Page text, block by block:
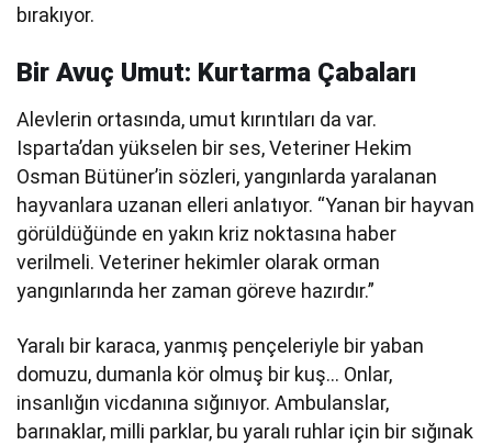
bırakıyor.
Bir Avuç Umut: Kurtarma Çabaları
Alevlerin ortasında, umut kırıntıları da var.
Isparta’dan yükselen bir ses, Veteriner Hekim
Osman Bütüner’in sözleri, yangınlarda yaralanan
hayvanlara uzanan elleri anlatıyor. “Yanan bir hayvan
görüldüğünde en yakın kriz noktasına haber
verilmeli. Veteriner hekimler olarak orman
yangınlarında her zaman göreve hazırdır.”
Yaralı bir karaca, yanmış pençeleriyle bir yaban
domuzu, dumanla kör olmuş bir kuş… Onlar,
insanlığın vicdanına sığınıyor. Ambulanslar,
barınaklar, milli parklar, bu yaralı ruhlar için bir sığınak